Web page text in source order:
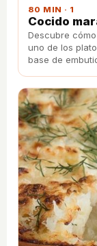
80 MIN · 1
Cocido
Descubre
uno de los
base de